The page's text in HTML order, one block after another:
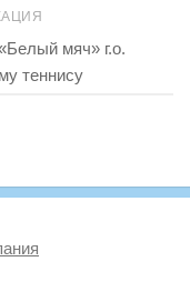
мяч» г.о.
теннису